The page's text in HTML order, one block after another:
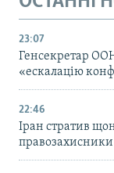
23:07
Генсекретар ООН
«ескалацію
22:46
Іран стратив
правозахисники